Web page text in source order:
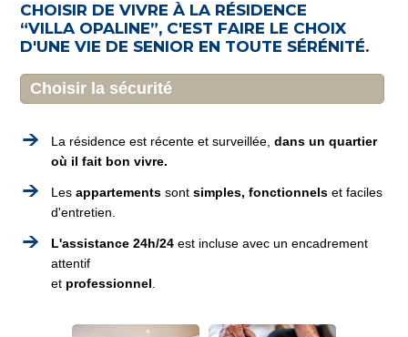
CHOISIR DE VIVRE À LA RÉSIDENCE
“VILLA OPALINE”, C'EST FAIRE LE CHOIX
D'UNE VIE DE SENIOR EN TOUTE SÉRÉNITÉ.
Choisir la sécurité
La résidence est récente et surveillée,dans un quartier
où il fait bon vivre.
Lesappartements sontsimples, fonctionnels et faciles
d'entretien.
L'assistance 24h/24 est incluse avec un encadrement
attentif
et professionnel.